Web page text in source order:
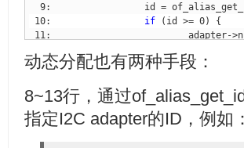
9:                 id =
10: if
动态分配也有两种手段：
8~13行，通过
指定I2C adapter的ID，例如：